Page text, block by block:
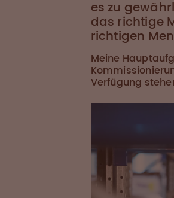
es zu
das richtige
richtigen
Meine
Verfügung